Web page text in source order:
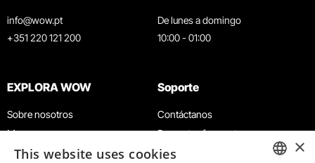
info@wow.pt
+351 220 121 200
De lunes a domingo
10:00 - 01:00
EXPLORA WOW
Sobre nosotros
Museos
Agenda
Soporte
Contáctanos
Preguntas frecuentes
Términos y condiciones
×
This website uses cookies